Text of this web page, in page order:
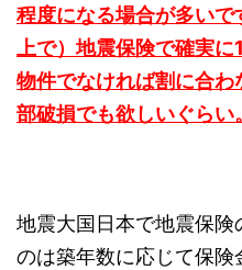
程度になる場合が多い
上で）地震保険で確実
物件でなければ割に合
部破損でも欲しいぐらい。
地震大国日本で地震保
のは築年数に応じて保